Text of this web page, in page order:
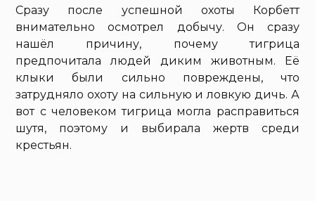
Сразу после успешной охоты Корбетт
внимательно осмотрел добычу. Он сразу
нашёл причину, почему тигрица
предпочитала людей диким животным. Её
клыки были сильно повреждены, что
затрудняло охоту на сильную и ловкую дичь. А
вот с человеком тигрица могла расправиться
шутя, поэтому и выбирала жертв среди
крестьян.